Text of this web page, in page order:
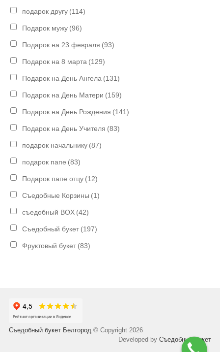
подарок другу (114)
Подарок мужу (96)
Подарок на 23 февраля (93)
Подарок на 8 марта (129)
Подарок на День Ангела (131)
Подарок на День Матери (159)
Подарок на День Рождения (141)
Подарок на День Учителя (83)
подарок начальнику (87)
подарок папе (83)
Подарок папе отцу (12)
Съедобные Корзины (1)
съедобный BOX (42)
Съедобный букет (197)
Фруктовый букет (83)
Съедобный букет Белгород © Copyright 2026
Developed byСъедобный букет